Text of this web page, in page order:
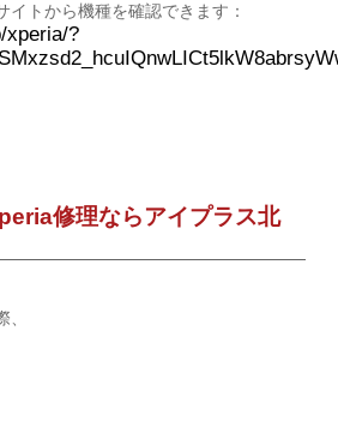
イトから機種を確認できます：
xperia/?
修理ならアイプラス北